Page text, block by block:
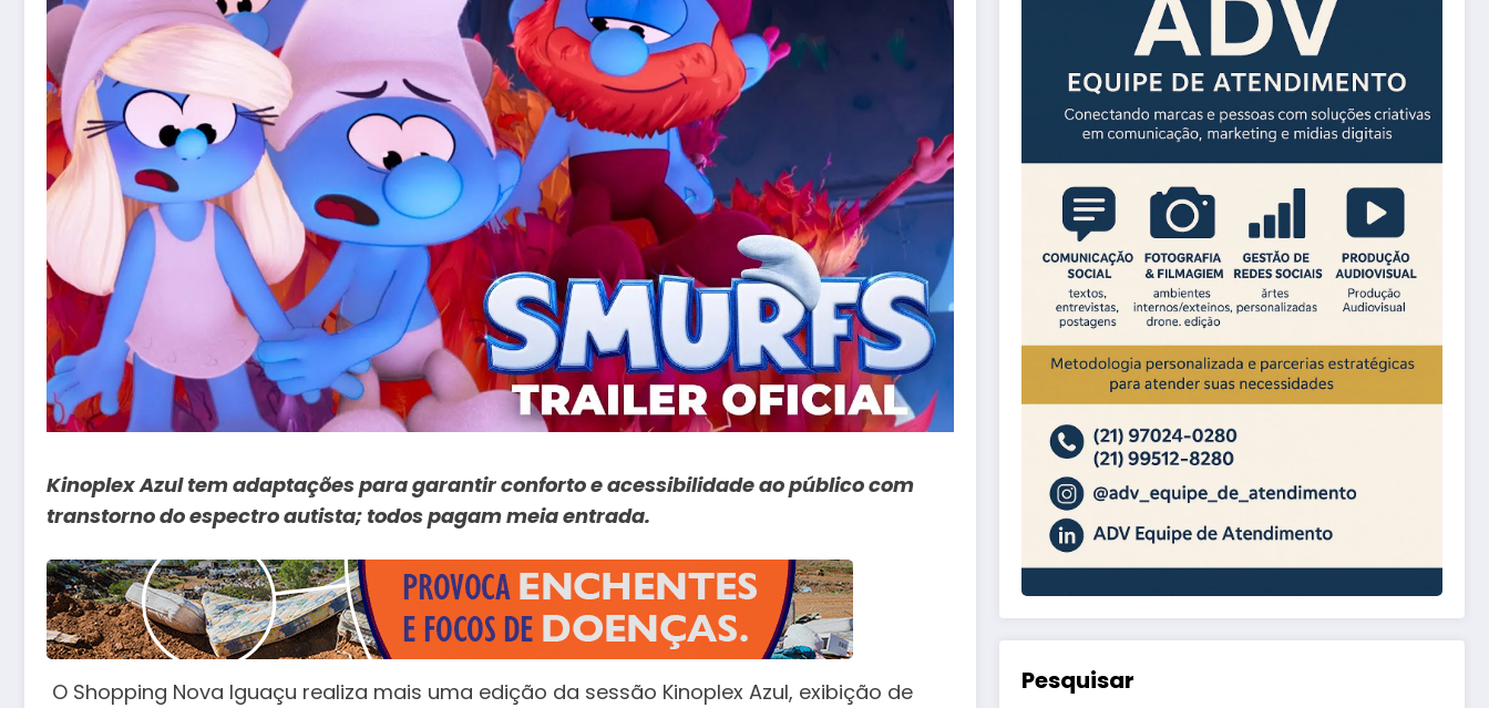
Kinoplex Azul tem adaptações para garantir conforto e acessibilidade ao público com
transtorno do espectro autista; todos pagam meia entrada.
O Shopping Nova Iguaçu realiza mais uma edição da sessão Kinoplex Azul, exibição de
Pesquisar